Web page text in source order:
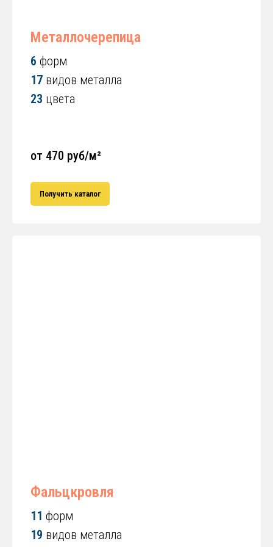
Металлочерепица
6 форм
17 видов металла
23 цвета
от 470 руб/м²
Получить каталог
Фальцкровля
11 форм
19 видов металла